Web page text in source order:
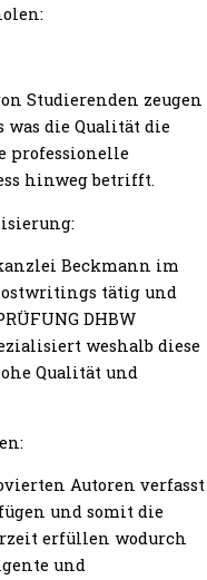
Studierenden zeugen
was die Qualität die
professionelle
hinweg betrifft.
Beckmann im
tätig und
DHBW
weshalb diese
Qualität und
Autoren verfasst
und somit die
erfüllen wodurch
und